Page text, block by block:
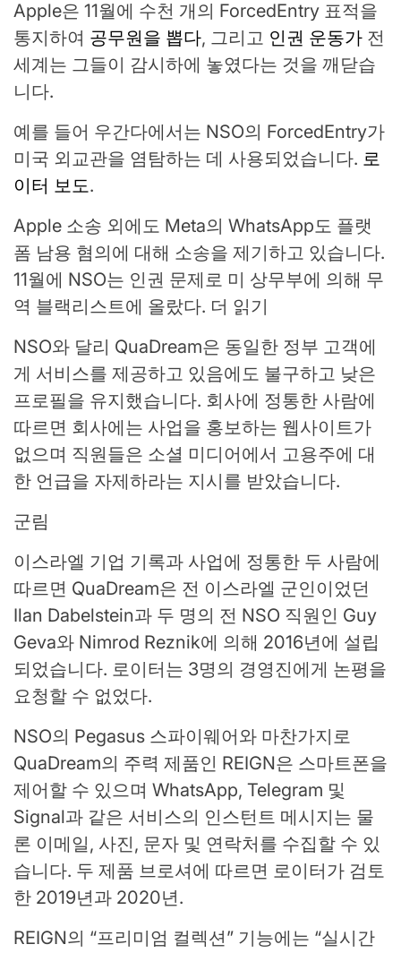
Apple은 11월에 수천 개의 ForcedEntry 표적을
통지하여 공무원을 뽑다, 그리고 인권 운동가 전
세계는 그들이 감시하에 놓였다는 것을 깨닫습
니다.
예를 들어 우간다에서는 NSO의 ForcedEntry가
미국 외교관을 염탐하는 데 사용되었습니다. 로
이터 보도.
Apple 소송 외에도 Meta의 WhatsApp도 플랫
폼 남용 혐의에 대해 소송을 제기하고 있습니다.
11월에 NSO는 인권 문제로 미 상무부에 의해 무
역 블랙리스트에 올랐다. 더 읽기
NSO와 달리 QuaDream은 동일한 정부 고객에
게 서비스를 제공하고 있음에도 불구하고 낮은
프로필을 유지했습니다. 회사에 정통한 사람에
따르면 회사에는 사업을 홍보하는 웹사이트가
없으며 직원들은 소셜 미디어에서 고용주에 대
한 언급을 자제하라는 지시를 받았습니다.
군림
이스라엘 기업 기록과 사업에 정통한 두 사람에
따르면 QuaDream은 전 이스라엘 군인이었던
Ilan Dabelstein과 두 명의 전 NSO 직원인 Guy
Geva와 Nimrod Reznik에 의해 2016년에 설립
되었습니다. 로이터는 3명의 경영진에게 논평을
요청할 수 없었다.
NSO의 Pegasus 스파이웨어와 마찬가지로
QuaDream의 주력 제품인 REIGN은 스마트폰을
제어할 수 있으며 WhatsApp, Telegram 및
Signal과 같은 서비스의 인스턴트 메시지는 물
론 이메일, 사진, 문자 및 연락처를 수집할 수 있
습니다. 두 제품 브로셔에 따르면 로이터가 검토
한 2019년과 2020년.
REIGN의 “프리미엄 컬렉션” 기능에는 “실시간